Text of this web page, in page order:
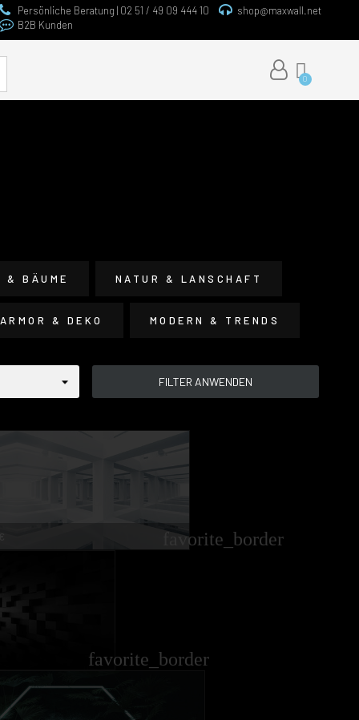
Persönliche Beratung | 02 51 / 49 09 444 10
shop@maxwall.net
B2B Kunden
& BÄUME NATUR & LANSCHAFT
& DEKO MODERN & TRENDS
favorite_border
favorite_border